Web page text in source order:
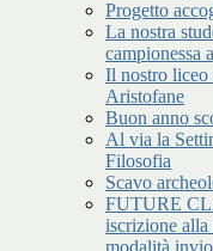
Progetto
La nostra
campionessa
Il nostro liceo
Aristofane
Buon anno
Al via la
Filosofia
Scavo
FUTURE
iscrizione alla